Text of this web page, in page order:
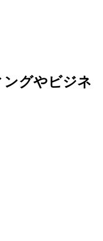
グやビジネ